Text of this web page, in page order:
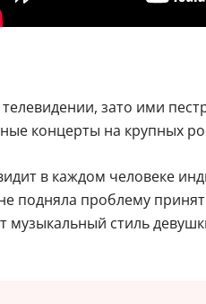
зато ими
концерты на крупных
в каждом человеке
подняла проблему
стиль